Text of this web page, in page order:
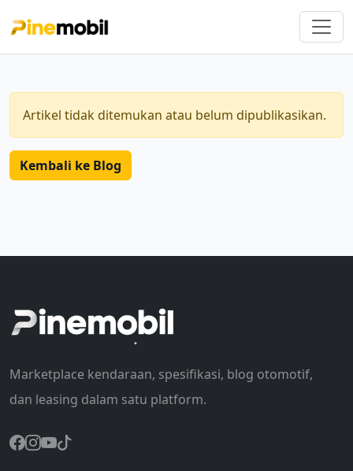
Artikel tidak ditemukan atau belum dipublikasikan.
Kembali ke Blog
Marketplace kendaraan, spesifikasi, blog otomotif,
dan leasing dalam satu platform.